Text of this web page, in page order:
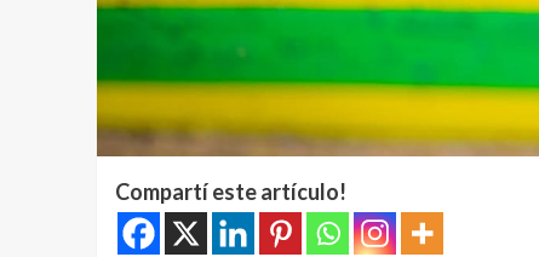
Compartí este artículo!